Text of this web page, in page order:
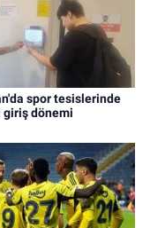
spor tesislerinde
dönemi